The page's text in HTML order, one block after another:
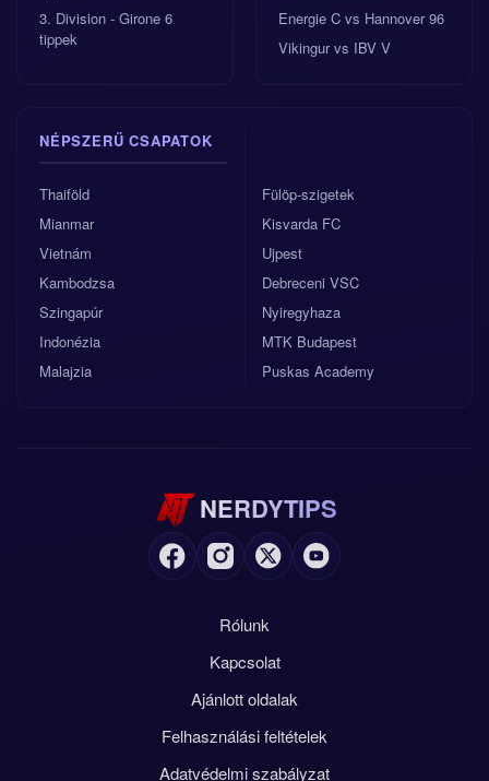
3. Division - Girone 6
tippek
Energie C vs Hannover 96
Vikingur vs IBV V
NÉPSZERŰ CSAPATOK
Thaiföld
Mianmar
Vietnám
Kambodzsa
Szingapúr
Indonézia
Malajzia
Fülöp-szigetek
Kisvarda FC
Ujpest
Debreceni VSC
Nyiregyhaza
MTK Budapest
Puskas Academy
NERDYTIPS
Rólunk
Kapcsolat
Ajánlott oldalak
Felhasználási feltételek
Adatvédelmi szabályzat